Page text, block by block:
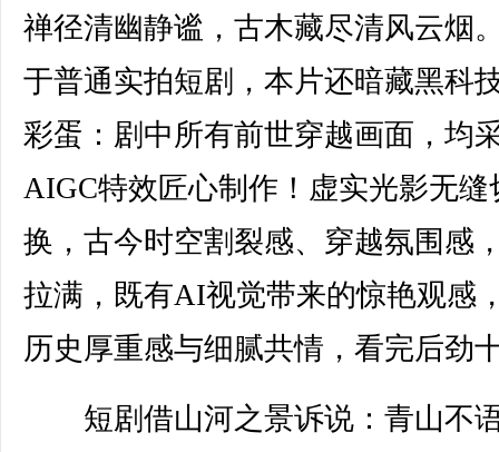
禅径清幽静谧，古木藏尽清风云烟
于普通实拍短剧，本片还暗藏黑科
彩蛋：剧中所有前世穿越画面，均
AIGC特效匠心制作！虚实光影无缝
换，古今时空割裂感、穿越氛围感
拉满，既有AI视觉带来的惊艳观感
历史厚重感与细腻共情，看完后劲
短剧借山河之景诉说：青山不